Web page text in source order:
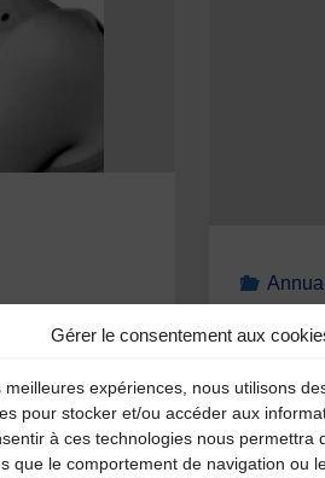
Gérer le consentement aux
meilleures expériences, nous utilisons
pour stocker et/ou accéder aux
à ces technologies nous permettra
que le comportement de navigation ou
en 1975 en
elle était petite.
a 5 ans
milieu, elle les
19
Raphaël